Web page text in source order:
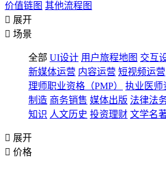
价值链图 其他流程图
 展开
 场景
全部 UI设计 用户旅程地图 交互
新媒体运营 内容运营 短视频运营
理师职业资格（PMP）
执业医师
制造 商务销售 媒体出版 法律法
知识 人文历史 投资理财 文学名
 展开
 价格